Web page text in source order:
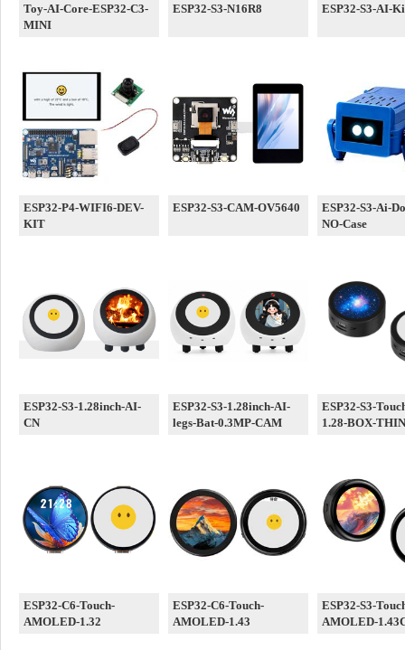
Toy-AI-Core-ESP32-C3-
MINI
ESP32-S3-N16R8 ESP32-S3-AI-
ESP32-P4-WIFI6-DEV-
KIT
ESP32-S3-CAM-OV5640
ESP32-S3-Ai-
NO-Case
ESP32-S3-1.28inch-AI-
CN
ESP32-S3-1.28inch-AI-
legs-Bat-0.3MP-CAM
ESP32-S3-
1.28-BOX-THIN
ESP32-C6-Touch-
AMOLED-1.32
ESP32-C6-Touch-
AMOLED-1.43
ESP32-S3-
AMOLED-